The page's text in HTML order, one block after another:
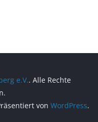
e.V.. Alle Rechte
von WordPress.